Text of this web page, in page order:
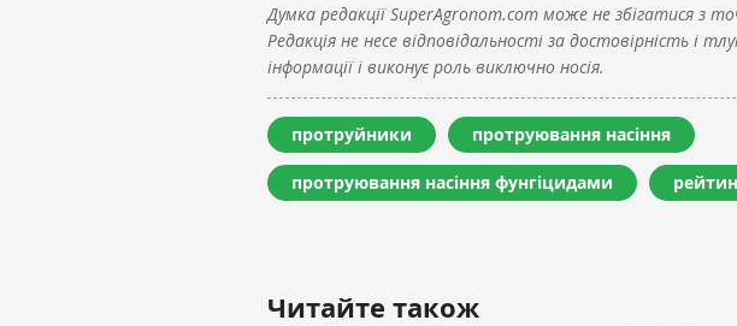
Думка редакції SuperAgronom.com може не збігатися з
Редакція не несе відповідальності за достовірність і
інформації і виконує роль виключно носія.
протруйники протруювання насіння
протруювання насіння фунгіцидами
Читайте також